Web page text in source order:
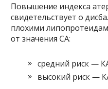
Повышение индекса
свидетельствует о
плохими
от значения CA:
средний риск —
высокий риск —